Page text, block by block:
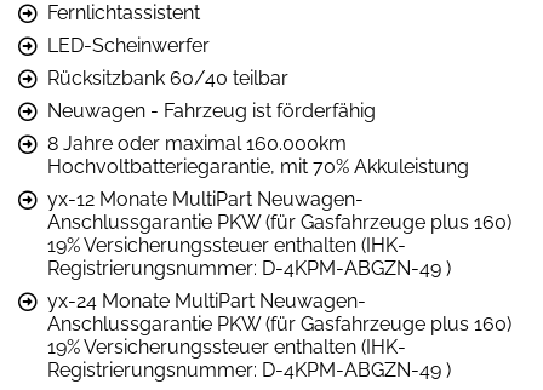
Fernlichtassistent
LED-Scheinwerfer
Rücksitzbank 60/40 teilbar
Neuwagen - Fahrzeug ist förderfähig
8 Jahre oder maximal 160.000km
Hochvoltbatteriegarantie, mit 70% Akkuleistung
yx-12 Monate MultiPart Neuwagen-
Anschlussgarantie PKW (für Gasfahrzeuge plus 160)
19% Versicherungssteuer enthalten (IHK-
Registrierungsnummer: D-4KPM-ABGZN-49 )
yx-24 Monate MultiPart Neuwagen-
Anschlussgarantie PKW (für Gasfahrzeuge plus 160)
19% Versicherungssteuer enthalten (IHK-
Registrierungsnummer: D-4KPM-ABGZN-49 )